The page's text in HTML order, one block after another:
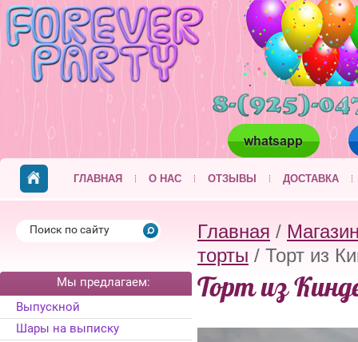
ГЛАВНАЯ О НАС ОТЗЫВЫ ДОСТАВКА
Главная /
торты / Торт из
Торт из
Мы предлагаем:
Выпускной
Шары на выписку